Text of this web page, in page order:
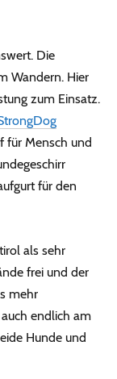
Die
Wandern. Hier
zum Einsatz.
für Mensch und
für den
als sehr
frei und der
mehr
endlich am
Hunde und